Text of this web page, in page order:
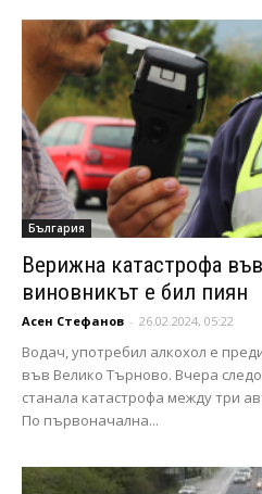
България
Верижна катастрофа
виновникът е бил пиян
Асен Стефанов - 26.02.2024, 05:22
Водач, употребил алкохол е
във Велико Търново. Вчера
станала катастрофа между три
По първоначална...